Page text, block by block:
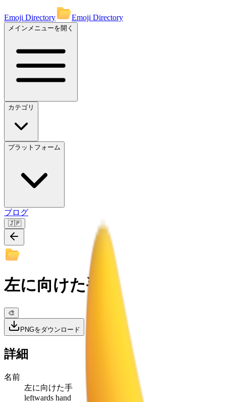
Emoji Directory Emoji Directory
メインメニューを開く
カテゴリ
プラットフォーム
ブログ
🇯🇵
左に向けた手
🎨
PNGをダウンロード
詳細
名前
左に向けた手
leftwards hand